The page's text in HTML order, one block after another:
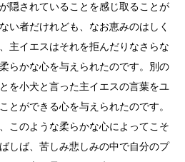
隠されていることを感じ取ることが
い者だけれども、なお恵みのはしく
主イエスはそれを拒んだりなさらな
らかな心を与えられたのです。別の
を小犬と言った主イエスの言葉をユ
とができる心を与えられたのです。
このような柔らかな心によってこそ
しば、苦しみ悲しみの中で自分のプ